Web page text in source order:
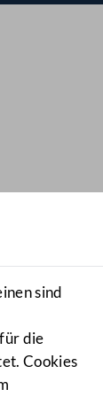
sind
die
Cookies